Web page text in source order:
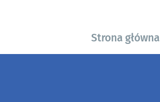
Strona główna